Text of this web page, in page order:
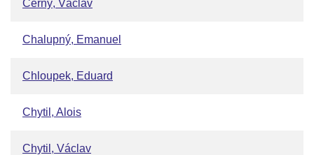
Černý, Václav
Chalupný, Emanuel
Chloupek, Eduard
Chytil, Alois
Chytil, Václav